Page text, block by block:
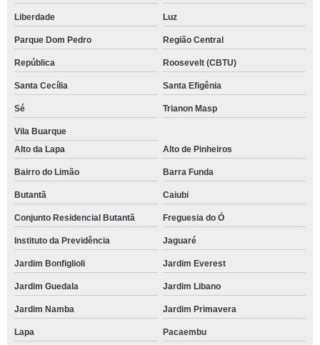
Liberdade Luz
Parque Dom Pedro Região Central
República Roosevelt (CBTU)
Santa Cecília Santa Efigênia
Sé Trianon Masp
Vila Buarque
Alto da Lapa
Alto de Pinheiros
Bairro do Limão Barra Funda
Butantã Caiubi
Conjunto Residencial Butantã Freguesia do Ó
Instituto da Previdência Jaguaré
Jardim Bonfiglioli Jardim Everest
Jardim Guedala Jardim Libano
Jardim Namba Jardim Primavera
Lapa Pacaembu